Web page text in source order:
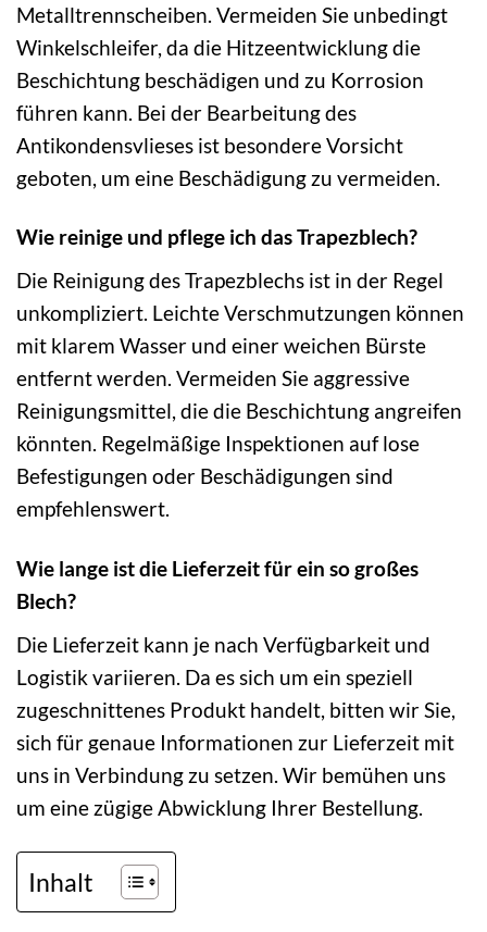
Metalltrennscheiben. Vermeiden Sie unbedingt
Winkelschleifer, da die Hitzeentwicklung die
Beschichtung beschädigen und zu Korrosion
führen kann. Bei der Bearbeitung des
Antikondensvlieses ist besondere Vorsicht
geboten, um eine Beschädigung zu vermeiden.
Wie reinige und pflege ich das Trapezblech?
Die Reinigung des Trapezblechs ist in der Regel
unkompliziert. Leichte Verschmutzungen können
mit klarem Wasser und einer weichen Bürste
entfernt werden. Vermeiden Sie aggressive
Reinigungsmittel, die die Beschichtung angreifen
könnten. Regelmäßige Inspektionen auf lose
Befestigungen oder Beschädigungen sind
empfehlenswert.
Wie lange ist die Lieferzeit für ein so großes
Blech?
Die Lieferzeit kann je nach Verfügbarkeit und
Logistik variieren. Da es sich um ein speziell
zugeschnittenes Produkt handelt, bitten wir Sie,
sich für genaue Informationen zur Lieferzeit mit
uns in Verbindung zu setzen. Wir bemühen uns
um eine zügige Abwicklung Ihrer Bestellung.
Inhalt